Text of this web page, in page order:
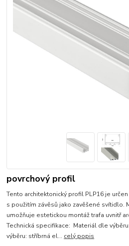
povrchový profil
Tento architektonický profil PLP16 je
s použitím závěsů jako zavěšené svítidlo.
umožňuje estetickou montáž trafa uvnitř
Technická specifikace: Materiál dle
výběru: stříbrná el... celý popis